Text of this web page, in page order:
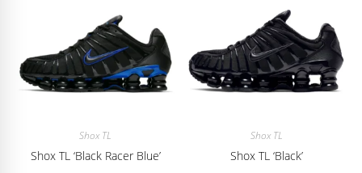
Shox TL
Shox TL ‘Black Racer Blue’
Shox TL
Shox TL ‘Black’